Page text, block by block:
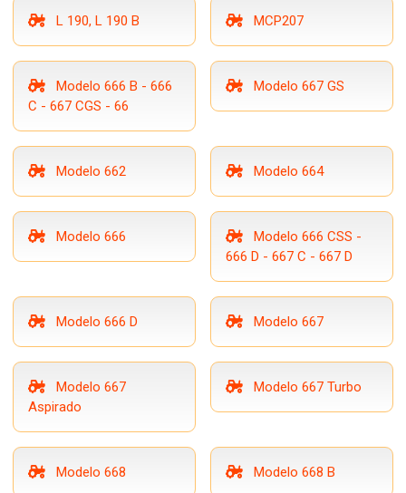
L 190, L 190 B MCP207
Modelo 666 B - 666
C - 667 CGS - 66
Modelo 667 GS
Modelo 662 Modelo 664
Modelo 666
Modelo 666 CSS -
666 D - 667 C - 667 D
Modelo 666 D Modelo 667
Modelo 667
Aspirado
Modelo 667 Turbo
Modelo 668 Modelo 668 B